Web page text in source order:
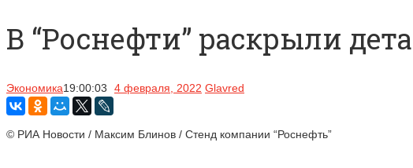
В “Роснефти” раскрыли
Экономика19:00:03 4 февраля, 2022 Glavred
© РИА Новости / Максим Блинов / Стенд компании “Роснефть”